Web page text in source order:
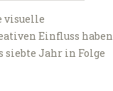
visuelle
Einfluss haben
siebte Jahr in Folge